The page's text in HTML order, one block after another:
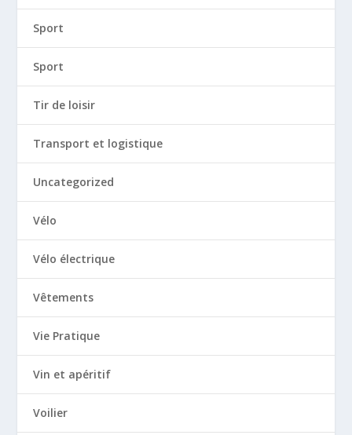
Sport
Sport
Tir de loisir
Transport et logistique
Uncategorized
Vélo
Vélo électrique
Vêtements
Vie Pratique
Vin et apéritif
Voilier